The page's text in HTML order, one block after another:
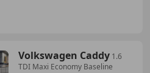
Volkswagen Caddy 1.6
TDI Maxi Economy Baseline